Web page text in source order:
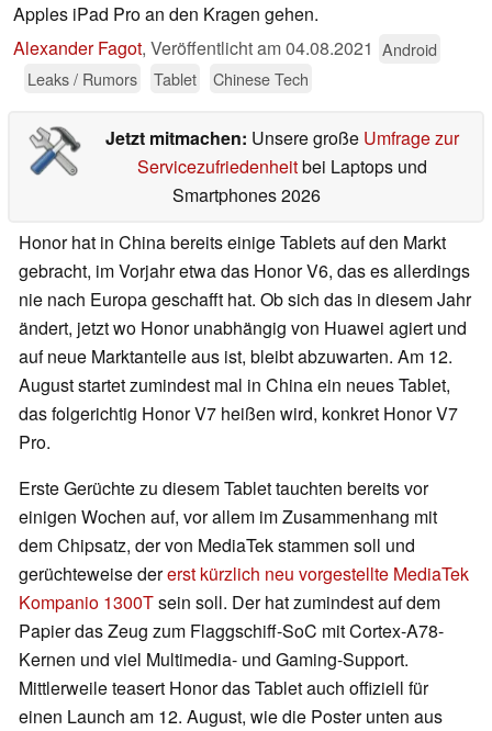
Apples iPad Pro an den Kragen gehen.
Alexander Fagot, Veröffentlicht am04.08.2021 Android
Leaks / Rumors
Tablet Chinese Tech
Jetzt mitmachen: Unsere große Umfrage zur
Servicezufriedenheitbei Laptops und
Smartphones 2026
Honor hat in China bereits einige Tablets auf den Markt
gebracht, im Vorjahr etwa das Honor V6, das es allerdings
nie nach Europa geschafft hat. Ob sich das in diesem Jahr
ändert, jetzt wo Honor unabhängig von Huawei agiert und
auf neue Marktanteile aus ist, bleibt abzuwarten. Am 12.
August startet zumindest mal in China ein neues Tablet,
das folgerichtig Honor V7 heißen wird, konkret Honor V7
Pro.
Erste Gerüchte zu diesem Tablet tauchten bereits vor
einigen Wochen auf, vor allem im Zusammenhang mit
dem Chipsatz, der von MediaTek stammen soll und
gerüchteweise dererst kürzlich neu vorgestellte MediaTek
Kompanio 1300Tsein soll. Der hat zumindest auf dem
Papier das Zeug zum Flaggschiff-SoC mit Cortex-A78-
Kernen und viel Multimedia- und Gaming-Support.
Mittlerweile teasert Honor das Tablet auch offiziell für
einen Launch am 12. August, wie die Poster unten aus